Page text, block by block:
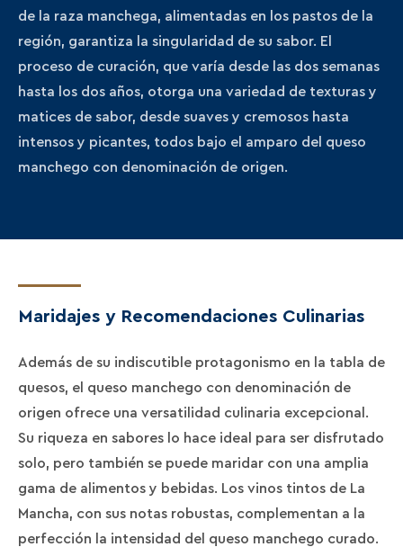
de la raza manchega, alimentadas en los pastos de la
región, garantiza la singularidad de su sabor. El
proceso de curación, que varía desde las dos semanas
hasta los dos años, otorga una variedad de texturas y
matices de sabor, desde suaves y cremosos hasta
intensos y picantes, todos bajo el amparo del queso
manchego con denominación de origen.
Maridajes y Recomendaciones Culinarias
Además de su indiscutible protagonismo en la tabla de
quesos, el queso manchego con denominación de
origen ofrece una versatilidad culinaria excepcional.
Su riqueza en sabores lo hace ideal para ser disfrutado
solo, pero también se puede maridar con una amplia
gama de alimentos y bebidas. Los vinos tintos de La
Mancha, con sus notas robustas, complementan a la
perfección la intensidad del queso manchego curado.